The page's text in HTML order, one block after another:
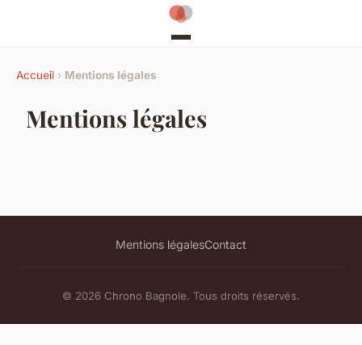
Accueil › Mentions légales
Mentions légales
Mentions légalesContact
© 2026 Chrono Bagnole. Tous droits réservés.